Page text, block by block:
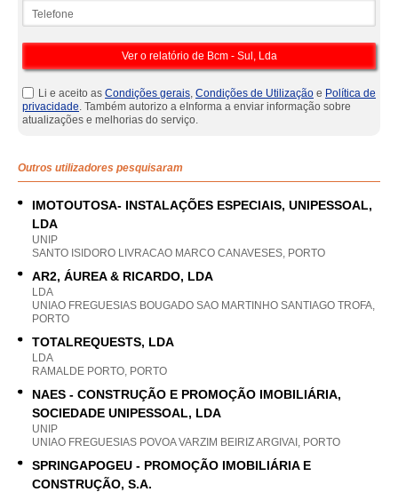
Li e aceito as Condições gerais, Condições de Utilização e Política de
privacidade. Também autorizo a eInforma a enviar informação sobre
atualizações e melhorias do serviço.
Outros utilizadores pesquisaram
IMOTOUTOSA- INSTALAÇÕES ESPECIAIS, UNIPESSOAL,
LDA
UNIP
SANTO ISIDORO LIVRACAO MARCO CANAVESES, PORTO
AR2, ÁUREA & RICARDO, LDA
LDA
UNIAO FREGUESIAS BOUGADO SAO MARTINHO SANTIAGO TROFA,
PORTO
TOTALREQUESTS, LDA
LDA
RAMALDE PORTO, PORTO
NAES - CONSTRUÇÃO E PROMOÇÃO IMOBILIÁRIA,
SOCIEDADE UNIPESSOAL, LDA
UNIP
UNIAO FREGUESIAS POVOA VARZIM BEIRIZ ARGIVAI, PORTO
SPRINGAPOGEU - PROMOÇÃO IMOBILIÁRIA E
CONSTRUÇÃO, S.A.